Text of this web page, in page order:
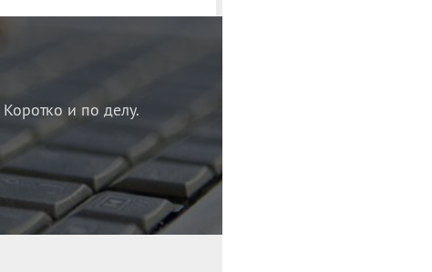
Коротко и по делу.